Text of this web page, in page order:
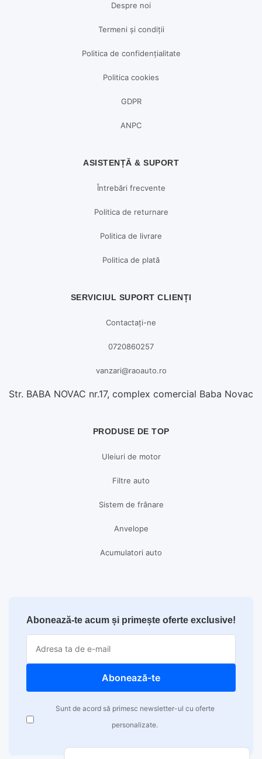
Despre noi
Termeni și condiții
Politica de confidențialitate
Politica cookies
GDPR
ANPC
ASISTENȚĂ & SUPORT
Întrebări frecvente
Politica de returnare
Politica de livrare
Politica de plată
SERVICIUL SUPORT CLIENȚI
Contactați-ne
0720860257
vanzari@raoauto.ro
Str. BABA NOVAC nr.17, complex comercial Baba Novac
PRODUSE DE TOP
Uleiuri de motor
Filtre auto
Sistem de frânare
Anvelope
Acumulatori auto
Abonează-te acum și primește oferte exclusive!
Abonează-te
Sunt de acord să primesc newsletter-ul cu oferte
personalizate.